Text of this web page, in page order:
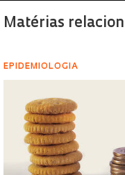
Matérias
EPIDEMIOLOGIA